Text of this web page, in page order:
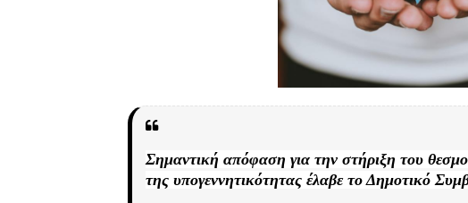
Σημαντική απόφαση για την στήριξη του
της υπογεννητικότητας έλαβε το Δημοτικό